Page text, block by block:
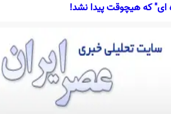
که هیچوقت پیدا نشد!